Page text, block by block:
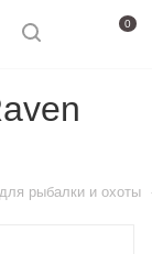
0
рыбалки и охоты